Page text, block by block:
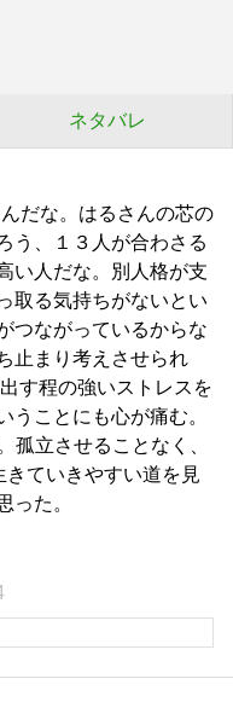
ネタバレ
だな。はるさんの芯の
う、１３人が合わさる
い人だな。別人格が支
取る気持ちがないとい
つながっているからな
止まり考えさせられ
す程の強いストレスを
うことにも心が痛む。
孤立させることなく、
ていきやすい道を見
った。